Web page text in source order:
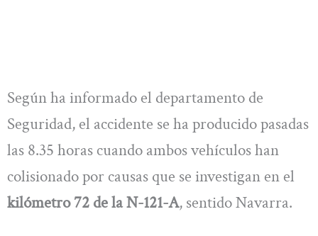
Según ha informado el departamento de
Seguridad, el accidente se ha producido pasadas
las 8.35 horas cuando ambos vehículos han
colisionado por causas que se investigan en el
kilómetro 72 de la N-121-A, sentido Navarra.